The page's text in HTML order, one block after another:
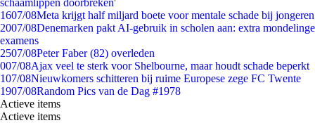
schaamlippen doorbreken'
1607/08Meta krijgt half miljard boete voor mentale schade bij jongeren
2007/08Denemarken pakt AI-gebruik in scholen aan: extra mondelinge
examens
2507/08Peter Faber (82) overleden
007/08Ajax veel te sterk voor Shelbourne, maar houdt schade beperkt
107/08Nieuwkomers schitteren bij ruime Europese zege FC Twente
1907/08Random Pics van de Dag #1978
Actieve items
Actieve items